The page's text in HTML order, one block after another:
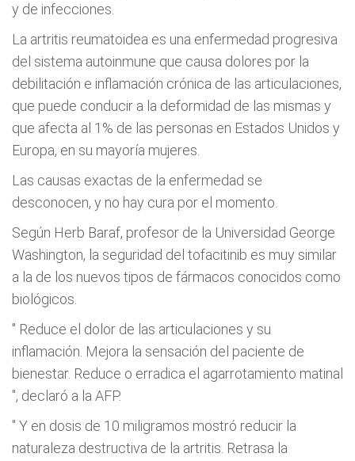
y de infecciones.
La artritis reumatoidea es una enfermedad progresiva
del sistema autoinmune que causa dolores por la
debilitación e inflamación crónica de las articulaciones,
que puede conducir a la deformidad de las mismas y
que afecta al 1% de las personas en Estados Unidos y
Europa, en su mayoría mujeres.
Las causas exactas de la enfermedad se
desconocen, y no hay cura por el momento.
Según Herb Baraf, profesor de la Universidad George
Washington, la seguridad del tofacitinib es muy similar
a la de los nuevos tipos de fármacos conocidos como
biológicos.
" Reduce el dolor de las articulaciones y su
inflamación. Mejora la sensación del paciente de
bienestar. Reduce o erradica el agarrotamiento matinal
", declaró a la AFP.
" Y en dosis de 10 miligramos mostró reducir la
naturaleza destructiva de la artritis. Retrasa la